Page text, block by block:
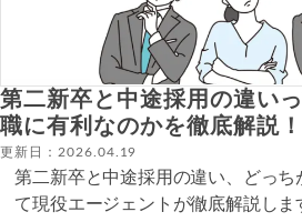
第二新卒と中途採用の違い
職に有利なのかを徹底解説！
更新日：2026.04.19
第二新卒と中途採用の違い、どっち
て現役エージェントが徹底解説しま